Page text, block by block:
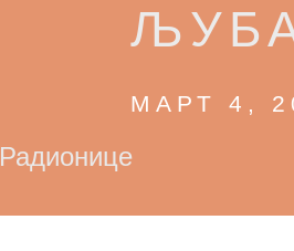
МАРТ 4,
Радионице